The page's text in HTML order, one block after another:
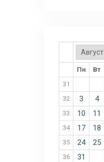
Пн Вт
31
32 3 4
33 10 11
34 17 18
35 24 25
36 31